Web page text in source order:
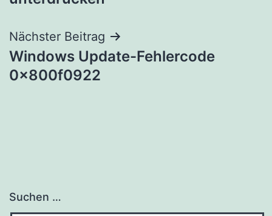
Nächster Beitrag
Windows Update-Fehlercode
0x800f0922
Suchen …